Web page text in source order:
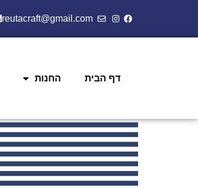
reutacraft@gmail.com
דף הבית החנות